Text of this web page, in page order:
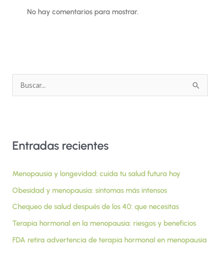
No hay comentarios para mostrar.
a
p
o
r
:
Entradas recientes
Menopausia y longevidad: cuida tu salud futura hoy
Obesidad y menopausia: síntomas más intensos
Chequeo de salud después de los 40: que necesitas
Terapia hormonal en la menopausia: riesgos y beneficios
FDA retira advertencia de terapia hormonal en menopausia